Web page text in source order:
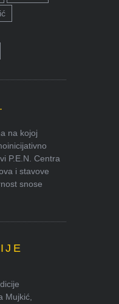
na kojoj
P.E.N. Centra
i stavove
snose
Mujkić,